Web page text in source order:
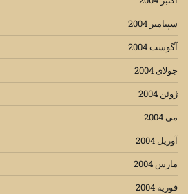
سپتامبر 2004
آگوست 2004
جولای 2004
ژوئن 2004
می 2004
آوریل 2004
مارس 2004
فوریه 2004